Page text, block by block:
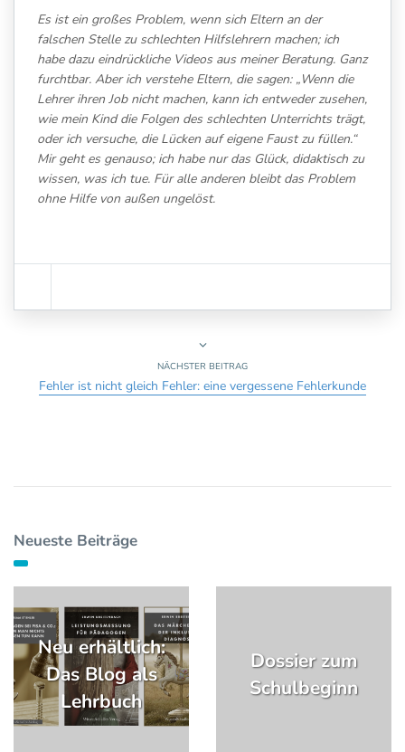
Es ist ein großes Problem, wenn sich Eltern an der
falschen Stelle zu schlechten Hilfslehrern machen; ich
habe dazu eindrückliche Videos aus meiner Beratung. Ganz
furchtbar. Aber ich verstehe Eltern, die sagen: „Wenn die
Lehrer ihren Job nicht machen, kann ich entweder zusehen,
wie mein Kind die Folgen des schlechten Unterrichts trägt,
oder ich versuche, die Lücken auf eigene Faust zu füllen.“
Mir geht es genauso; ich habe nur das Glück, didaktisch zu
wissen, was ich tue. Für alle anderen bleibt das Problem
ohne Hilfe von außen ungelöst.
NÄCHSTER BEITRAG
Fehler ist nicht gleich Fehler: eine vergessene Fehlerkunde
Neueste Beiträge
Neu erhältlich:
Das Blog als
Lehrbuch
Dossier zum
Schulbeginn